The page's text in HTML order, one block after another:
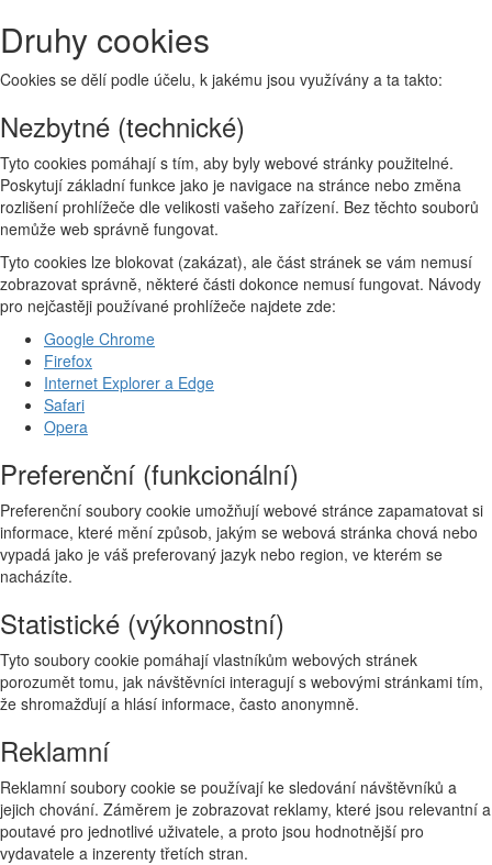
Druhy cookies
Cookies se dělí podle účelu, k jakému jsou využívány a ta takto:
Nezbytné (technické)
Tyto cookies pomáhají s tím, aby byly webové stránky použitelné.
Poskytují základní funkce jako je navigace na stránce nebo změna
rozlišení prohlížeče dle velikosti vašeho zařízení. Bez těchto souborů
nemůže web správně fungovat.
Tyto cookies lze blokovat (zakázat), ale část stránek se vám nemusí
zobrazovat správně, některé části dokonce nemusí fungovat. Návody
pro nejčastěji používané prohlížeče najdete zde:
Google Chrome
Firefox
Internet Explorer a Edge
Safari
Opera
Preferenční (funkcionální)
Preferenční soubory cookie umožňují webové stránce zapamatovat si
informace, které mění způsob, jakým se webová stránka chová nebo
vypadá jako je váš preferovaný jazyk nebo region, ve kterém se
nacházíte.
Statistické (výkonnostní)
Tyto soubory cookie pomáhají vlastníkům webových stránek
porozumět tomu, jak návštěvníci interagují s webovými stránkami tím,
že shromažďují a hlásí informace, často anonymně.
Reklamní
Reklamní soubory cookie se používají ke sledování návštěvníků a
jejich chování. Záměrem je zobrazovat reklamy, které jsou relevantní a
poutavé pro jednotlivé uživatele, a proto jsou hodnotnější pro
vydavatele a inzerenty třetích stran.